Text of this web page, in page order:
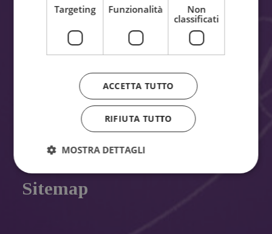
michil@hotel-laperla.it
Sitemap
Targeting Funzionalità
Non
classificati
ACCETTA TUTTO
RIFIUTA TUTTO
MOSTRA DETTAGLI